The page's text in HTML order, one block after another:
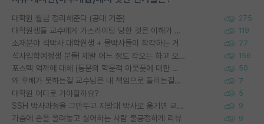
대학원 월급 정리해준다 (공대 기준) 275
대학원생들 교수에게 가스라이팅 당한 것은 이해가 갑니다. 안타깝네요. 119
소재분야 석박사 대학원생 + 물박사들이 착각하는 거 77
석사입학예정생 분들! 제발 어느 정도 각오는 하고 오세요. 156
포스텍 억까에 대해 (동문의 학문적 아웃풋에 대한 반박) 50
왜 후배가 못하는걸 교수님은 내 책임으로 돌리는걸까요? 7
대학원 어디로 가야할까요? 5
SSH 박사과정을 그만두고 지방대 박사로 옮기면 교수의 꿈은 끝일까요? 9
가슴에 손을 올려놓고 싫어하는 사람 불공정하게 리뷰 9